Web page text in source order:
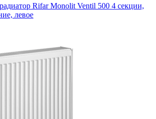
Rifar Monolit Ventil 500 4 секции,
левое